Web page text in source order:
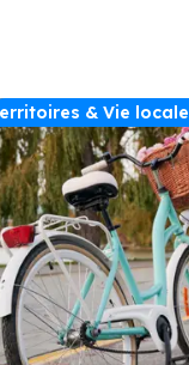
& Vie locale